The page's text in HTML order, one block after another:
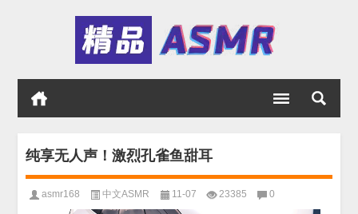
纯享无人声！激烈孔雀鱼甜耳
asmr168 中文ASMR 11-07 23385 0